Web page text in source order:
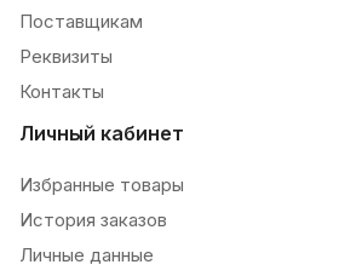
Поставщикам
Реквизиты
Контакты
Личный кабинет
Избранные товары
История заказов
Личные данные